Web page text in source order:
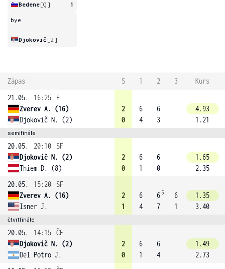
Bedene[Q] 1
bye
Djokovič [2]
Zápas S 1 2 3
Kurs
21.05.
16:25
F
Zverev A. (16)
Djokovič N. (2)
2
0
6
4
6
3
4.93
1.21
semifinále
20.05. 20:10
SF
Djokovič N. (2)
Thiem D. (8)
2
0
6
1
6
0
1.65
2.35
20.05.
15:20
SF
Zverev A. (16)
Isner J.
2
1
6
4
6 5
7
6
1
1.35
3.40
čtvrtfinále
20.05. 14:15 ČF
Djokovič N. (2)
Del Potro J.
2
0
6
1
6
4
1.49
2.73